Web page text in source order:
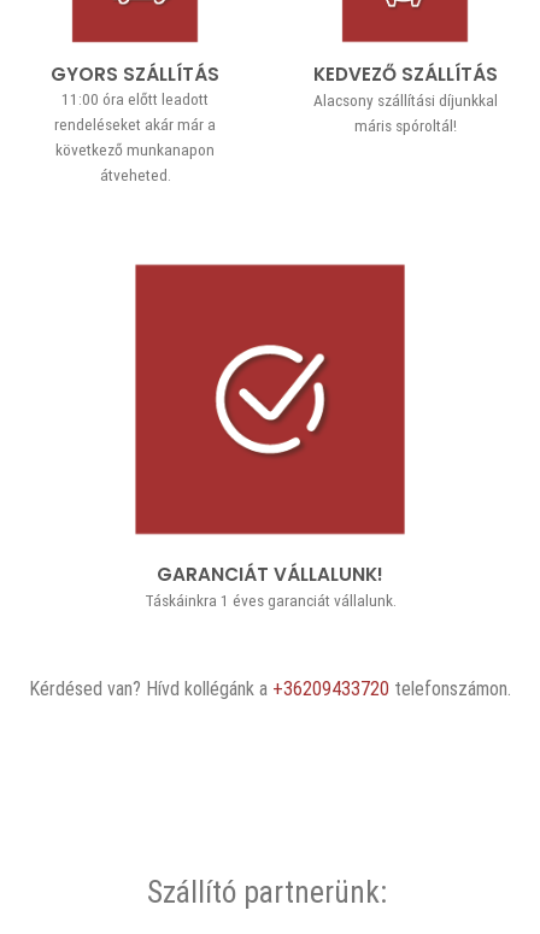
GYORS SZÁLLÍTÁS
11:00 óra előtt leadott
rendeléseket akár már a
következő munkanapon
átveheted.
KEDVEZŐ SZÁLLÍTÁS
Alacsony szállítási díjunkkal
máris spóroltál!
GARANCIÁT VÁLLALUNK!
Táskáinkra 1 éves garanciát vállalunk.
Kérdésed van? Hívd kollégánk a +36209433720 telefonszámon.
Szállító partnerünk: